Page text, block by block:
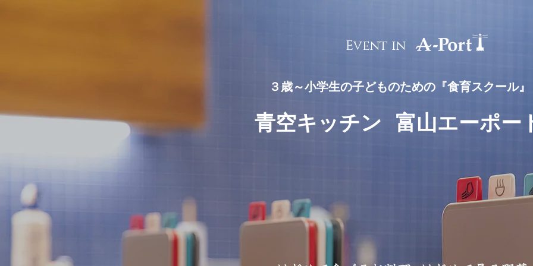
Event in
​３歳～小学生の子どものための『食育スクール』
青空キッチン 富山エーポー